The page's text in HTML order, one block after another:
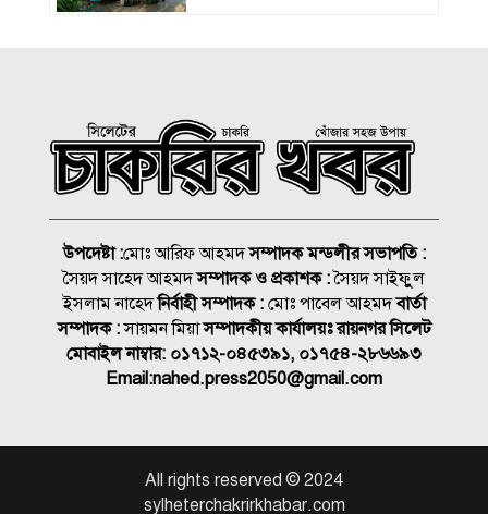
এইচএসসি পাসে আড়ংয়ে চাকরি
সুযোগ
এসএসসি: কোন বোর্ডে পাশের
হার কত?
এসএসসির ফল জানার একদিন
এসএসসি পরীক্ষার ফল প্রকাশ,
পাসের হার ৬২.২৫ শতাংশ
উপদেষ্টা :মোঃ আরিফ আহমদসম্পাদক মন্ডলীর সভাপতি :
সৈয়দ সাহেদ আহমদসম্পাদক ও প্রকাশক :সৈয়দ সাইফুুল
ইসলাম নাহেদনির্বাহী সম্পাদক :মোঃ পাবেল আহমদবার্তা
সম্পাদক :সায়মন মিয়াসম্পাদকীয় কার্যালয়ঃ রায়নগর সিলেট
মোবাইল নাম্বার: ০১৭১২-০৪৫৩৯১, ০১৭৫৪-২৮৬৬৯৩
Email:nahed.press2050@gmail.com
All rights reserved © 2024
sylheterchakrirkhabar.com